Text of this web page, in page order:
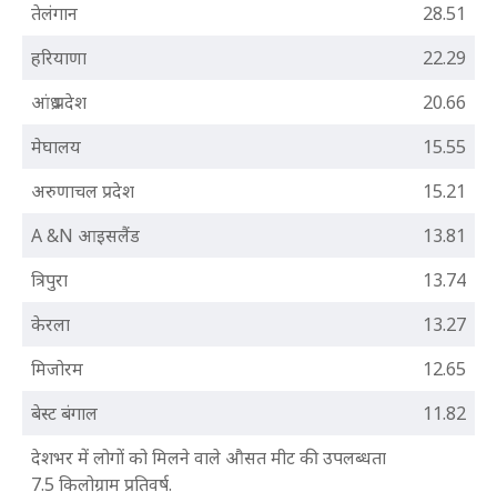
तेलंगान
28.51
हरियाणा
22.29
आंध्र प्रदेश
20.66
मेघालय
15.55
अरुणाचल प्रदेश
15.21
A &N आइसलैंड
13.81
त्रिपुरा
13.74
केरला
13.27
मिजोरम
12.65
बेस्ट बंगाल
11.82
देशभर में लोगों को मिलने वाले औसत मीट की उपलब्धता
7.5 किलोग्राम प्रतिवर्ष.